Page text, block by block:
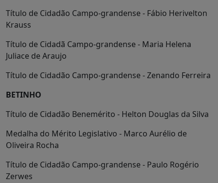
Título de Cidadão Campo-grandense - Fábio Herivelton
Krauss
Título de Cidadã Campo-grandense - Maria Helena
Juliace de Araujo
Título de Cidadão Campo-grandense - Zenando Ferreira
BETINHO
Título de Cidadão Benemérito - Helton Douglas da Silva
Medalha do Mérito Legislativo - Marco Aurélio de
Oliveira Rocha
Título de Cidadão Campo-grandense - Paulo Rogério
Zerwes